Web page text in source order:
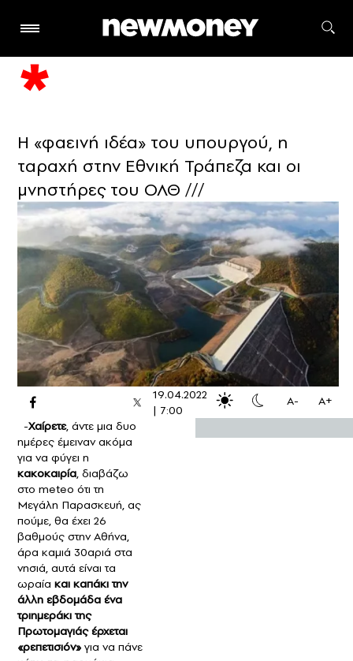
Η «φαεινή ιδέα» του υπουργού, η
ταραχή στην Εθνική Τράπεζα και οι
μνηστήρες του ΟΛΘ ///
19.04.2022
| 7:00
A-
A+
-Χαίρετε, άντε μια δυο
ημέρες έμειναν ακόμα
για να φύγει η
κακοκαιρία, διαβάζω
στο meteo ότι τη
Μεγάλη Παρασκευή, ας
πούμε, θα έχει 26
βαθμούς στην Αθήνα,
άρα καμιά 30αριά στα
νησιά, αυτά είναι τα
ωραία και καπάκι την
άλλη εβδομάδα ένα
τριημεράκι της
Πρωτομαγιάς έρχεται
«ρεπετισιόν» για να πάνε